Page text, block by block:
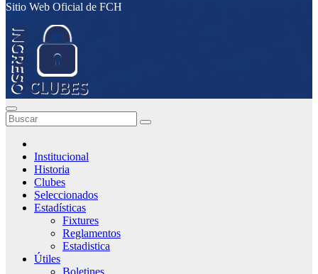
Sitio Web Oficial de FCH
Institucional
Historia
Clubes
Seleccionados
Estadísticas
Fixtures
Reglamentos
Estadistica
Útiles
Boletines